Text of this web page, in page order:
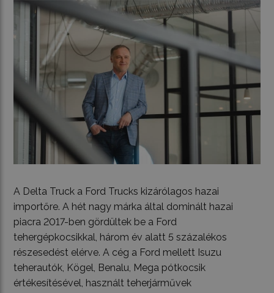
A Delta Truck a Ford Trucks kizárólagos hazai
importőre. A hét nagy márka által dominált hazai
piacra 2017-ben gördültek be a Ford
tehergépkocsikkal, három év alatt 5 százalékos
részesedést elérve. A cég a Ford mellett Isuzu
teherautók, Kögel, Benalu, Mega pótkocsik
értékesítésével, használt teherjárművek